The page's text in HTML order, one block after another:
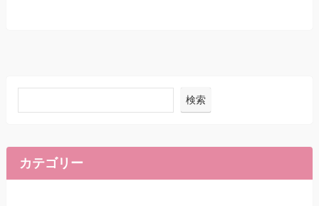
検索
カテゴリー